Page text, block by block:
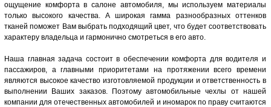
ощущение комфорта в салоне автомобиля, мы используем материалы
только высокого качества. А широкая гамма разнообразных оттенков
тканей поможет Вам выбрать подходящий цвет, что будет соответствовать
характеру владельца и гармонично смотреться в его авто.
Наша главная задача состоит в обеспечении комфорта для водителя и
пассажиров, а главными приоритетами на протяжении всего времени
являются высокое качество изготовляемой продукции и ответственность в
выполнении Ваших заказов. Поэтому автомобильные чехлы от нашей
компании для отечественных автомобилей и иномарок по праву считаются